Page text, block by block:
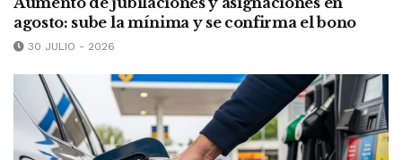
agosto: sube la mínima y se confirma el bono
30 JULIO - 2026